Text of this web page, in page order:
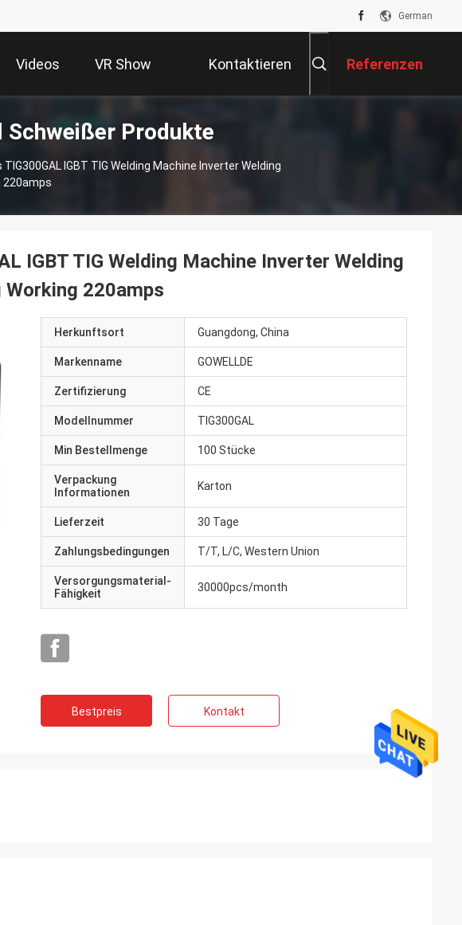
German
Videos VR Show Kontaktieren Referenzen
Produkte
IGBT TIG Welding Machine Inverter Welding
220amps
IGBT TIG Welding Machine Inverter Welding
220amps
Herkunftsort Guangdong, China
Markenname GOWELLDE
Zertifizierung CE
Modellnummer TIG300GAL
Min Bestellmenge 100 Stücke
Verpackung
Informationen
Karton
Lieferzeit 30 Tage
Zahlungsbedingungen T/T, L/C, Western Union
Versorgungsmaterial-
Fähigkeit
30000pcs/month
Bestpreis Kontakt